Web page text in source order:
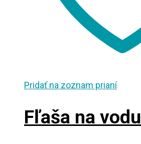
Pridať na zoznam prianí
Fľaša na vodu